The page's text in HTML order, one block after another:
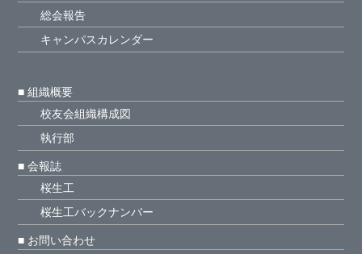
総会報告
キャンパスカレンダー
■ 組織概要
校友会組織構成図
執行部
■ 会報誌
桜生工
桜生工バックナンバー
■ お問い合わせ